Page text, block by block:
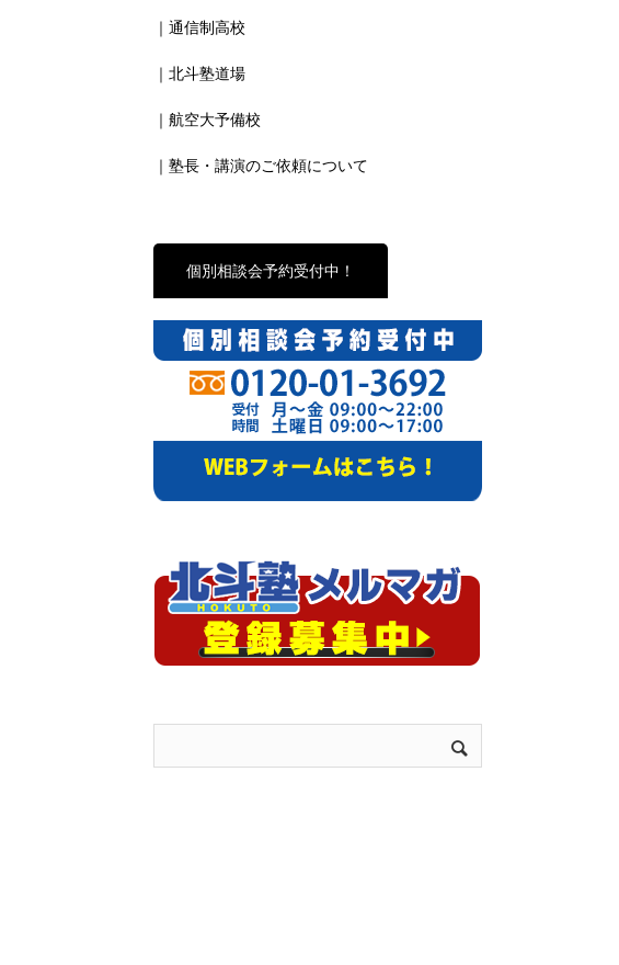
｜通信制高校
｜北斗塾道場
｜航空大予備校
｜塾長・講演のご依頼について
個別相談会予約受付中！